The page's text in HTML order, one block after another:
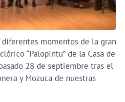
momentos de la gran
“Palopintu” de la Casa de
28 de septiembre tras el
y Mozuca de nuestras